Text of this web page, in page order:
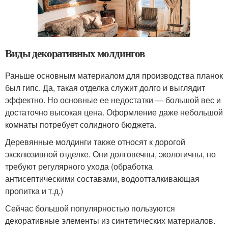
Виды декоративных молдингов
Раньше основным материалом для производства планок
был гипс. Да, такая отделка служит долго и выглядит
эффектно. Но основные ее недостатки — большой вес и
достаточно высокая цена. Оформление даже небольшой
комнаты потребует солидного бюджета.
Деревянные молдинги также относят к дорогой
эксклюзивной отделке. Они долговечны, экологичны, но
требуют регулярного ухода (обработка
антисептическими составами, водоотталкивающая
пропитка и т.д.)
Сейчас большой популярностью пользуются
декоративные элементы из синтетических материалов.